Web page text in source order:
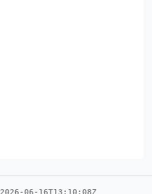
2026-06-16T13:10:08Z